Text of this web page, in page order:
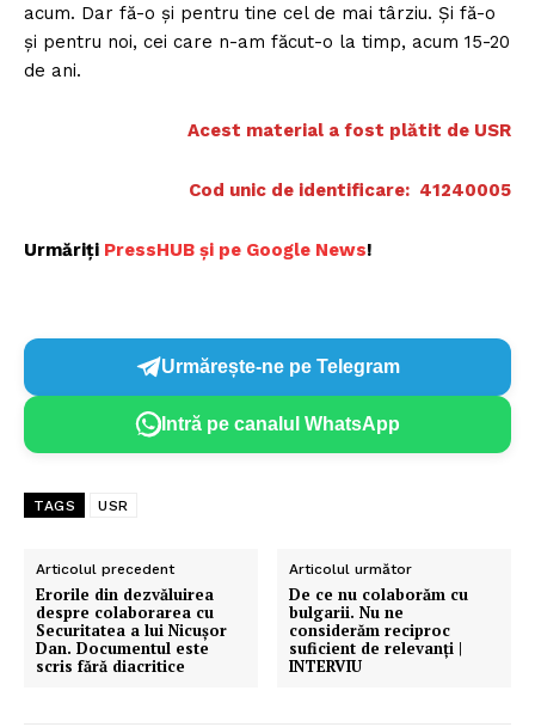
acum. Dar fă-o și pentru tine cel de mai târziu. Și fă-o
și pentru noi, cei care n-am făcut-o la timp, acum 15-20
de ani.
Acest material a fost plătit de USR
Cod unic de identificare: 41240005
Urmăriți PressHUB și pe Google News!
Urmărește-ne pe Telegram
Intră pe canalul WhatsApp
TAGS USR
Articolul precedent
Erorile din dezvăluirea
despre colaborarea cu
Securitatea a lui Nicușor
Dan. Documentul este
scris fără diacritice
Articolul următor
De ce nu colaborăm cu
bulgarii. Nu ne
considerăm reciproc
suficient de relevanți |
INTERVIU